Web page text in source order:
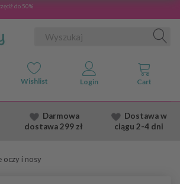
do 50%
Darmowa
dostawa299 zł
Dostawaw
ciągu 2-4 dni
oczy i nosy